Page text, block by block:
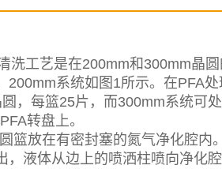
洗工艺是在200mm和300mm晶
200mm系统如图1所示。在PFA
，每篮25片，而300mm系统可
转盘上。
篮放在有密封塞的氮气净化腔内
，液体从边上的喷洒柱喷向净化